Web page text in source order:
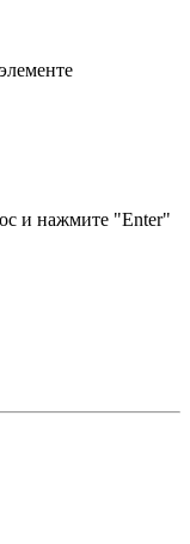
и нажмите "Enter"